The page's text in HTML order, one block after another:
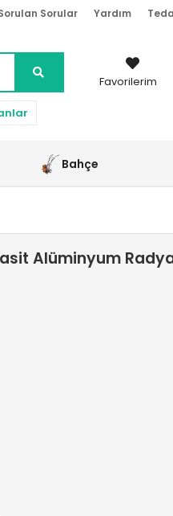
Sorular Yardım
Favorilerim
Bahçe
Alüminyum